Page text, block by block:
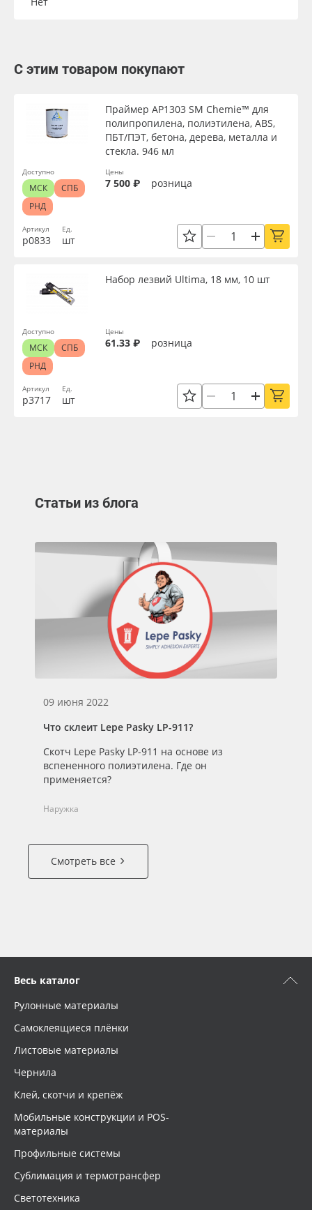
С этим товаром покупают
Артикул
р0833
Праймер AP1303 SM Chemie™ для
полипропилена, полиэтилена, ABS,
ПБТ/ПЭТ, бетона, дерева, металла и
стекла. 946 мл
Ед.
шт
Цены
7 500 ₽ розница
Доступно
МСК
СПБ
РНД
Артикул
р3717
Набор лезвий Ultima, 18 мм, 10 шт
Ед.
шт
Цены
61.33 ₽ розница
Доступно
МСК
СПБ
РНД
Статьи из блога
09 июня 2022
Что склеит Lepe Pasky LP-911?
Скотч Lepe Pasky LP-911 на основе из
вспененного полиэтилена. Где он
применяется?
Наружка
Смотреть все
Весь каталог
Рулонные материалы
Самоклеящиеся плёнки
Листовые материалы
Чернила
Клей, скотчи и крепёж
Мобильные конструкции и POS-
материалы
Профильные системы
Сублимация и термотрансфер
Светотехника